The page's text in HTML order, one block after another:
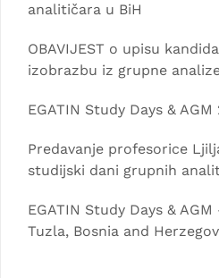
analitičara u BiH
OBAVIJEST o upisu
izobrazbu iz grupne
EGATIN Study Days & AGM
Predavanje profesorice
studijski dani grupnih
EGATIN Study Days &
Tuzla, Bosnia and